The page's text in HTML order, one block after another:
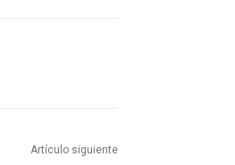
Artículo siguiente